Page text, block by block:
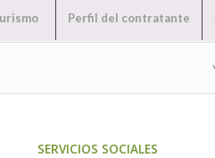
Perfil del contratante
SERVICIOS SOCIALES